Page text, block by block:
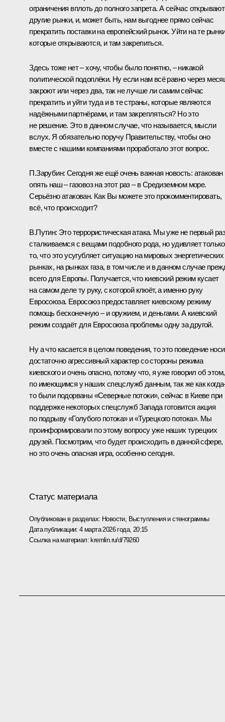
ограничения вплоть до полного запрета. А сейчас
другие рынки, и, может быть, нам выгоднее прямо сейчас
прекратить поставки на европейский рынок. Уйти на те
которые открываются, и там закрепиться.
Здесь тоже нет – хочу, чтобы было понятно, – никакой
политической подоплёки. Ну если нам всё равно через
закроют или через два, так не лучше ли самим сейчас
прекратить и уйти туда и в те страны, которые являются
надёжными партнёрами, и там закрепляться? Но это
не решение. Это в данном случае, что называется, мысли
вслух. Я обязательно поручу Правительству, чтобы оно
вместе с нашими компаниями проработало этот вопрос.
П.Зарубин: Сегодня же ещё очень важная новость: атакован
опять наш – газовоз на этот раз – в Средиземном море.
Серьёзно атакован. Как Вы можете это прокомментировать,
всё, что происходит?
В.Путин: Это террористическая атака. Мы уже не первый
сталкиваемся с вещами подобного рода, но удивляет только
то, что это усугубляет ситуацию на мировых энергетических
рынках, на рынках газа, в том числе и в данном случае
всего для Европы. Получается, что киевский режим кусает
на самом деле ту руку, с которой клюёт, а именно руку
Евросоюза. Евросоюз предоставляет киевскому режиму
помощь бесконечную – и оружием, и деньгами. А киевский
режим создаёт для Евросоюза проблемы одну за другой.
Ну а что касается в целом поведения, то это поведение
достаточно агрессивный характер со стороны режима
киевского и очень опасно, потому что, я уже говорил об этом,
по имеющимся у наших спецслужб данным, так же как
то были подорваны «Северные потоки», сейчас в Киеве при
поддержке некоторых спецслужб Запада готовится акция
по подрыву «Голубого потока» и «Турецкого потока». Мы
проинформировали по этому вопросу уже наших турецких
друзей. Посмотрим, что будет происходить в данной сфере,
но это очень опасная игра, особенно сегодня.
Статус материала
Опубликован в разделах: Новости, Выступления и стенограммы
Дата публикации:4 марта 2026 года, 20:15
Ссылка на материал: kremlin.ru/d/79260